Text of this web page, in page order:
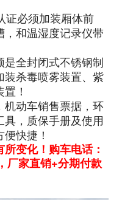
证必须加装厢体前
，和温湿度记录仪带
是全封闭式不锈钢制
杀毒喷雾装置、紫
！
机动车销售票据，环
，质保手册及使用
快捷！
变化！购车电话：
厂家直销+分期付款